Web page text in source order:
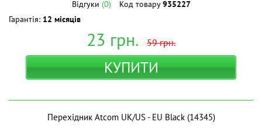
Відгуки (0) Код товару935227
Гарантія: 12 місяців
23 грн. 59грн.
КУПИТИ
Перехідник Atcom UK/US - EU Black (14345)